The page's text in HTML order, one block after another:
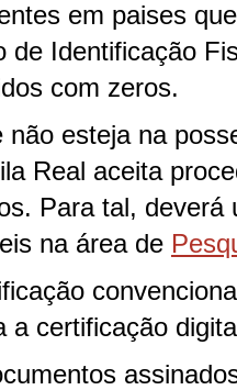
em paises
de Identificação
com zeros.
não esteja na
Real aceita
Para tal, deverá
na área de
a certificação